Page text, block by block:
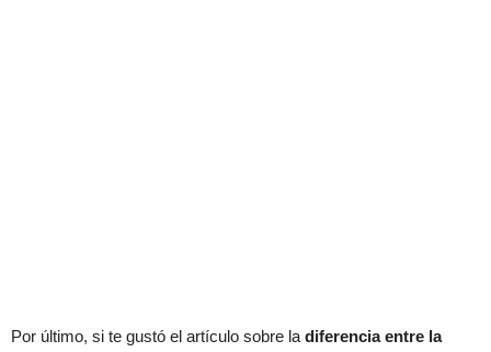
Por último, si te gustó el artículo sobre la diferencia entre la